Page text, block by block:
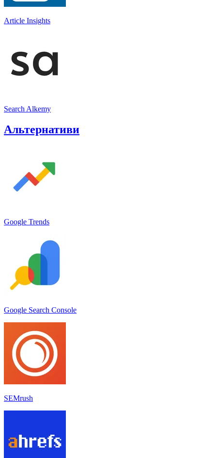
Article Insights
Search Alkemy
Альтернативи
Google Trends
Google Search Console
SEMrush